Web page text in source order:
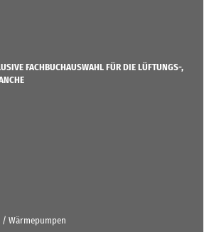
FACHBUCHAUSWAHL FÜR DIE LÜFTUNGS-,
/ Wärmepumpen